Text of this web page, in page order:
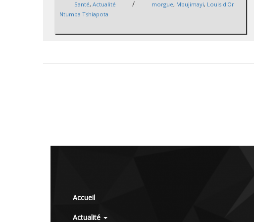
Santé,Actualité / morgue, Mbujimayi, Louis d'Or
Ntumba Tshiapota
Accueil
Actualité